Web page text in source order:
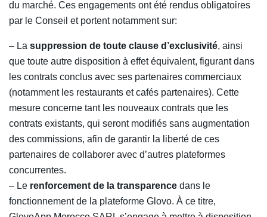
du marché. Ces engagements ont été rendus obligatoires
par le Conseil et portent notamment sur:
– La suppression de toute clause d’exclusivité, ainsi
que toute autre disposition à effet équivalent, figurant dans
les contrats conclus avec ses partenaires commerciaux
(notamment les restaurants et cafés partenaires). Cette
mesure concerne tant les nouveaux contrats que les
contrats existants, qui seront modifiés sans augmentation
des commissions, afin de garantir la liberté de ces
partenaires de collaborer avec d’autres plateformes
concurrentes.
– Le renforcement de la transparence dans le
fonctionnement de la plateforme Glovo. À ce titre,